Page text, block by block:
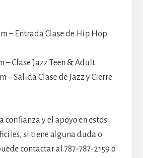
– Entrada Clase de Hip Hop
– Clase Jazz Teen & Adult
– Salida Clase de Jazz y Cierre
confianza y el apoyo en estos
si tiene alguna duda o
contactar al 787-787-2159 o